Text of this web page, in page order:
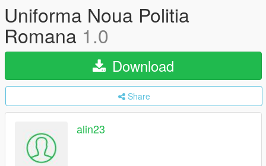
Uniforma Noua Politia
Romana 1.0
Download
Share
alin23